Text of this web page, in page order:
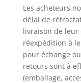
Les acheteurs
délai de
livraison de
réexpédition à
pour échange
retours sont à
(emballage,